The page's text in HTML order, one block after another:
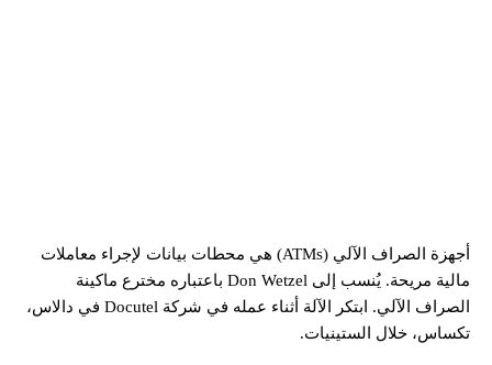
أجهزة الصراف الآلي (ATMs) هي محطات بيانات لإجراء معاملات
مالية مريحة. يُنسب إلى Don Wetzel باعتباره مخترع ماكينة
الصراف الآلي. ابتكر الآلة أثناء عمله في شركة Docutel في دالاس،
تكساس، خلال الستينيات.